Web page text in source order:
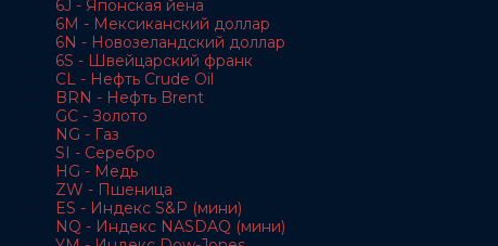
6J - Японская йена
6M - Мексиканский доллар
6N - Новозеландский доллар
6S - Швейцарский франк
CL - Нефть Crude Oil
BRN - Нефть Brent
GC - Золото
NG - Газ
SI - Серебро
HG - Медь
ZW - Пшеница
ES - Индекс S&P (мини)
NQ - Индекс NASDAQ (мини)